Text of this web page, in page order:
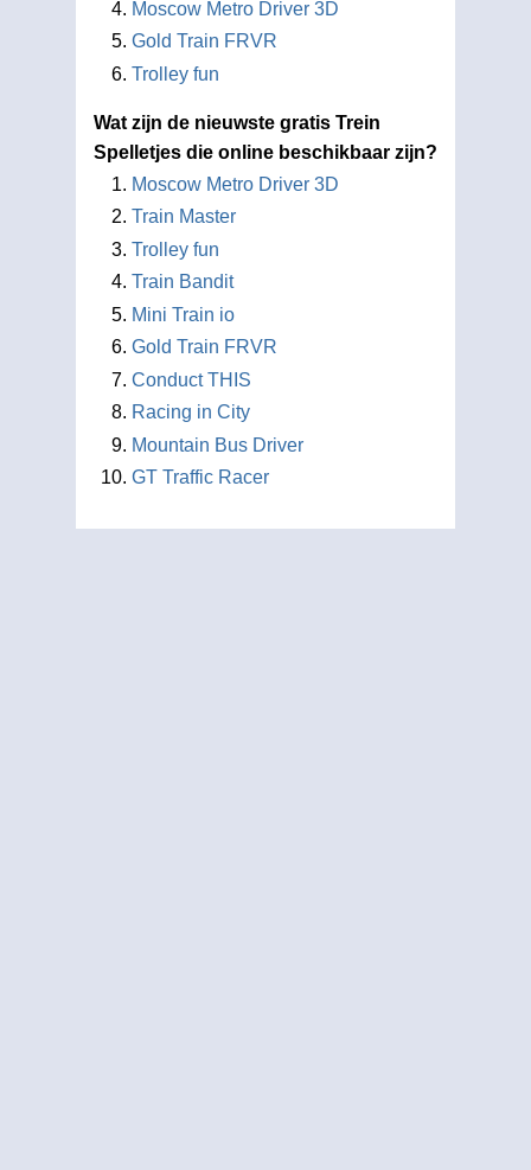
Moscow Metro Driver 3D
Gold Train FRVR
Trolley fun
Wat zijn de nieuwste gratis Trein
Spelletjes die online beschikbaar zijn?
Moscow Metro Driver 3D
Train Master
Trolley fun
Train Bandit
Mini Train io
Gold Train FRVR
Conduct THIS
Racing in City
Mountain Bus Driver
GT Traffic Racer